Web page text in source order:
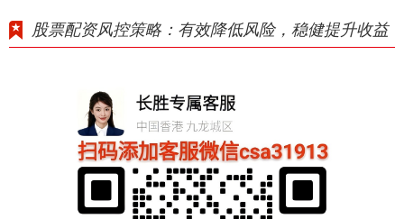
股票配资风控策略：有效降低风险，稳健提升收益